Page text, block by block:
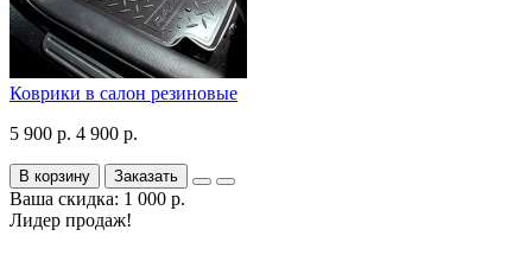
Коврики в салон резиновые
5 900 р. 4 900 р.
В корзину Заказать
Ваша скидка: 1 000 р.
Лидер продаж!